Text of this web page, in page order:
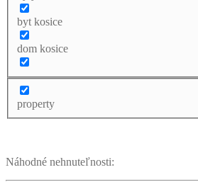
byt kosice
dom kosice
property
Náhodné nehnuteľnosti: